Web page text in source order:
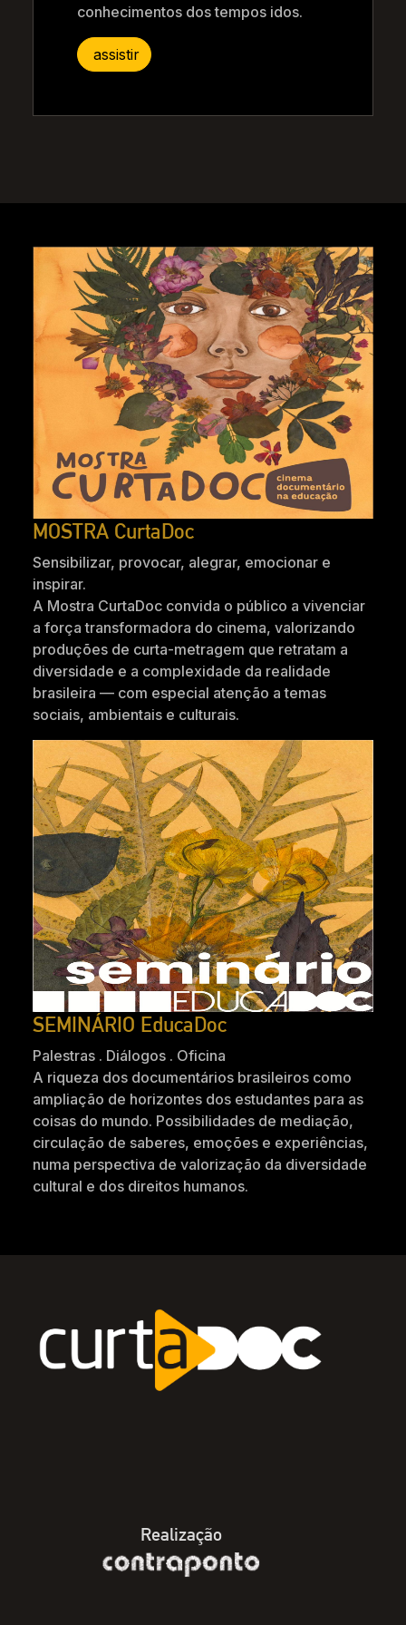
conhecimentos dos tempos idos.
assistir
MOSTRA CurtaDoc
Sensibilizar, provocar, alegrar, emocionar e
inspirar.
A Mostra CurtaDoc convida o público a vivenciar
a força transformadora do cinema, valorizando
produções de curta-metragem que retratam a
diversidade e a complexidade da realidade
brasileira — com especial atenção a temas
sociais, ambientais e culturais.
SEMINÁRIO EducaDoc
Palestras . Diálogos . Oficina
A riqueza dos documentários brasileiros como
ampliação de horizontes dos estudantes para as
coisas do mundo. Possibilidades de mediação,
circulação de saberes, emoções e experiências,
numa perspectiva de valorização da diversidade
cultural e dos direitos humanos.
Realização